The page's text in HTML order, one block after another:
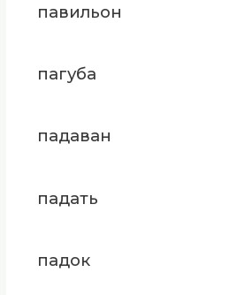
павильон
пагуба
падаван
падать
падок